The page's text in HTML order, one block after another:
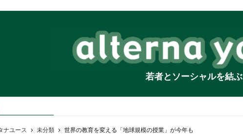
若者とソーシャルを結ぶ
ナユース 未分類 世界の教育を変える「地球規模の授業」が今年も